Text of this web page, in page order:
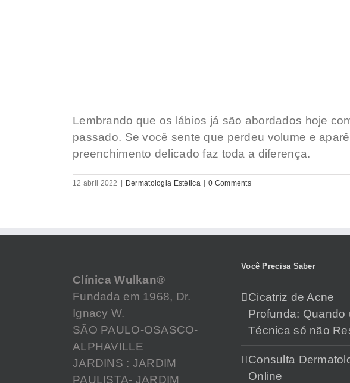
Lembrando que os lábios já são abordados hoje
passado. Se você sente que perdeu volume e
preenchimento delicado faz toda a diferença.
12 abril 2022 Dermatologia Estética 0 Comments
Clínica Wulkan®
Fundada em 1968, Dr.
Ignacy W.
SÃO PAULO-OSASCO-
ALPHAVILLE
JARDINS : JARDIM
PAULISTA- JARDIM
Você Precisa Saber
Cicatriz de Acne
Profunda: Quando
Técnica só não
Consulta
Online